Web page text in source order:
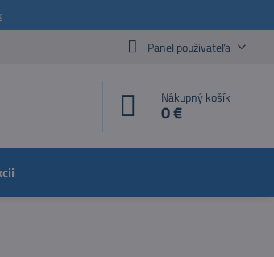
Panel používateľa
Nákupný košík
0 €